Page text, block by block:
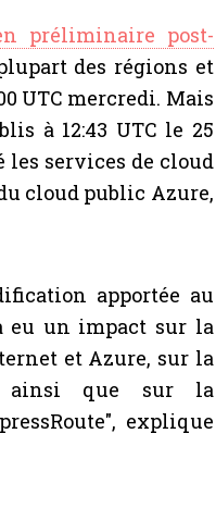
préliminaire post-
des régions et
UTC mercredi. Mais
à 12:43 UTC le 25
les services de cloud
cloud public Azure,
apportée au
eu un impact sur la
et Azure, sur la
ainsi que sur la
explique